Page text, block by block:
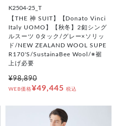
K2504-25_T
【THE 神 SUIT】【Donato Vinci
Italy UOMO】【秋冬】2釦シング
ルスーツ 0タック/グレー×ソリッ
ド/NEW ZEALAND WOOL SUPE
R170'S/SustainaBee Wool/※裾
上げ必要
¥98,890
WEB価格¥49,445 税込